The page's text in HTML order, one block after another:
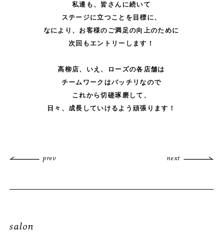
私達も、皆さんに続いて
ステージに立つことを目標に、
なにより、お客様のご満足の向上のために
次回もエントリーします！
高柳店、いえ、ローズの各店舗は
チームワークはバッチリなので
これから切磋琢磨して、
日々、成長していけるよう頑張ります！
prev next
salon